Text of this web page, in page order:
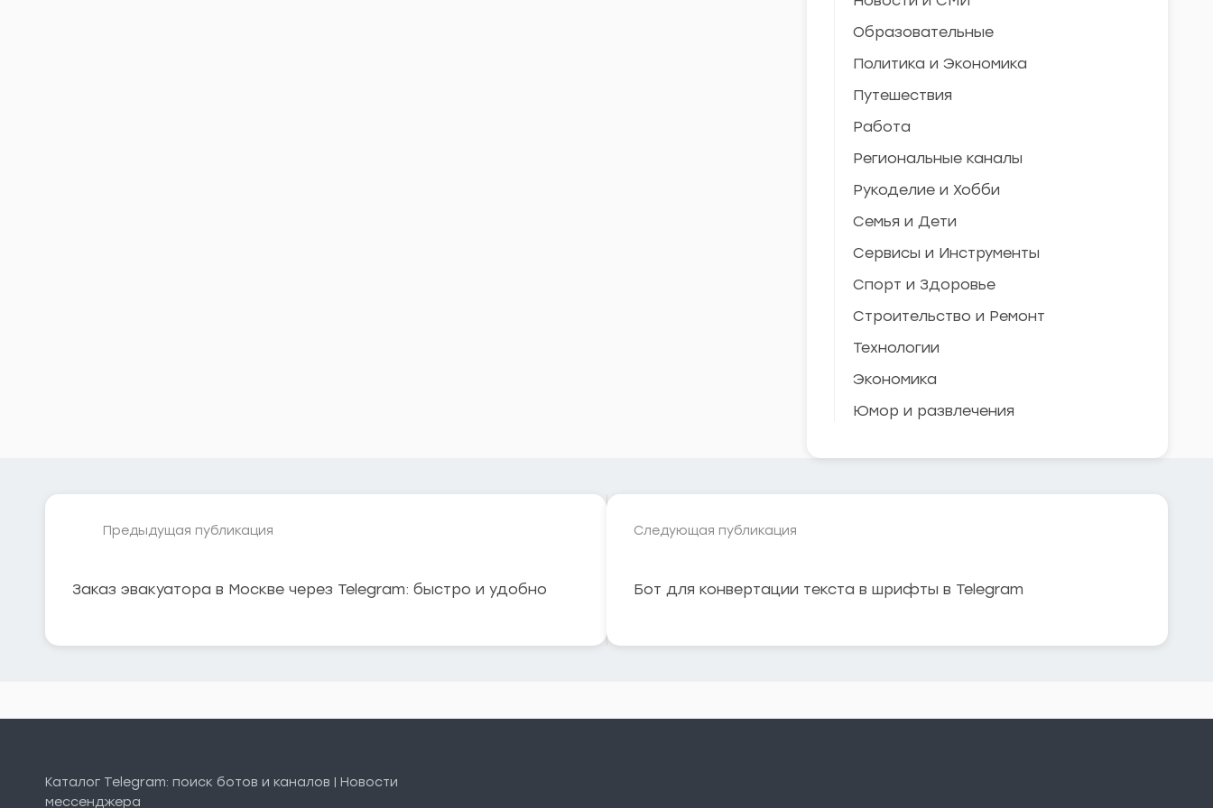
Образовательные
Политика и Экономика
Путешествия
Работа
Региональные каналы
Рукоделие и Хобби
Семья и Дети
Сервисы и Инструменты
Спорт и Здоровье
Строительство и Ремонт
Технологии
Экономика
Юмор и развлечения
Предыдущая публикация
Заказ эвакуатора в Москве через Telegram: быстро и удобно
Следующая публикация
Бот для конвертации текста в шрифты в Telegram
Каталог Telegram: поиск ботов и каналов | Новости
мессенджера